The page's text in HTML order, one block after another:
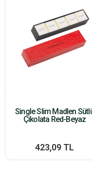
Single Slim Madlen
Çikolata Red-Beyaz
423,09 TL